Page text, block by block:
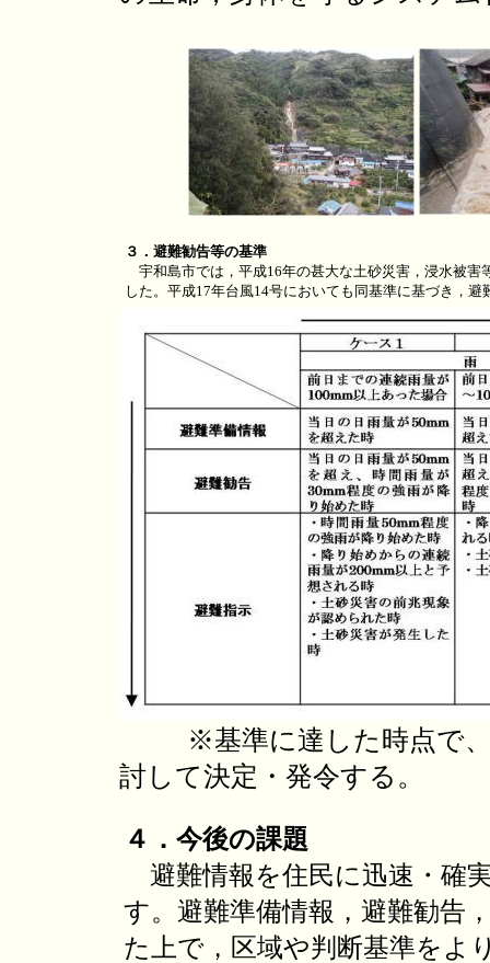
３．避難勧告等の基準
宇和島市では，平成16年の甚大な土砂災害，浸水被害
した。平成17年台風14号においても同基準に基づき，
※基準に達した時点で
討して決定・発令する。
４．今後の課題
避難情報を住民に迅速・確
す。避難準備情報，避難勧告
た上で，区域や判断基準をよ